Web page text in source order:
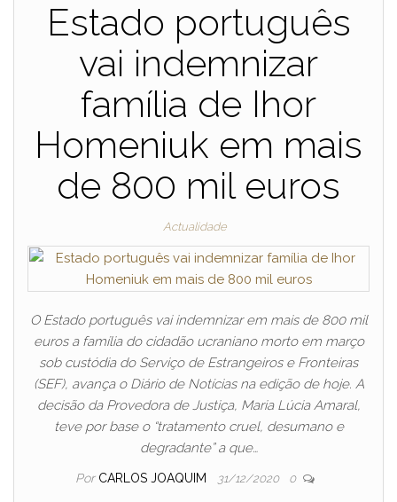
Estado português
vai indemnizar
família de Ihor
Homeniuk em mais
de 800 mil euros
Actualidade
O Estado português vai indemnizar em mais de 800 mil
euros a família do cidadão ucraniano morto em março
sob custódia do Serviço de Estrangeiros e Fronteiras
(SEF), avança o Diário de Notícias na edição de hoje. A
decisão da Provedora de Justiça, Maria Lúcia Amaral,
teve por base o “tratamento cruel, desumano e
degradante” a que…
Por CARLOS JOAQUIM 31/12/2020 0